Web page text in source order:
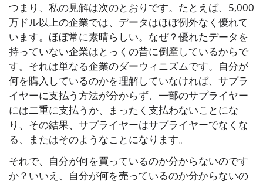
つまり、私の見解は次のとおりです。たとえば、5,000
万ドル以上の企業では、データはほぼ例外なく優れて
います。ほぼ常に素晴らしい。なぜ？優れたデータを
持っていない企業はとっくの昔に倒産しているからで
す。それは単なる企業のダーウィニズムです。自分が
何を購入しているのかを理解していなければ、サプラ
イヤーに支払う方法が分からず、一部のサプライヤー
には二重に支払うか、まったく支払わないことにな
り、その結果、サプライヤーはサプライヤーでなくな
る、またはそのようなことになります。
それで、自分が何を買っているのか分からないのです
か？いいえ、自分が何を売っているのか分からないの